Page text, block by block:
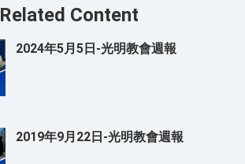
Related Content
2024年5月5日-光明教會週報
2019年9月22日-光明教會週報